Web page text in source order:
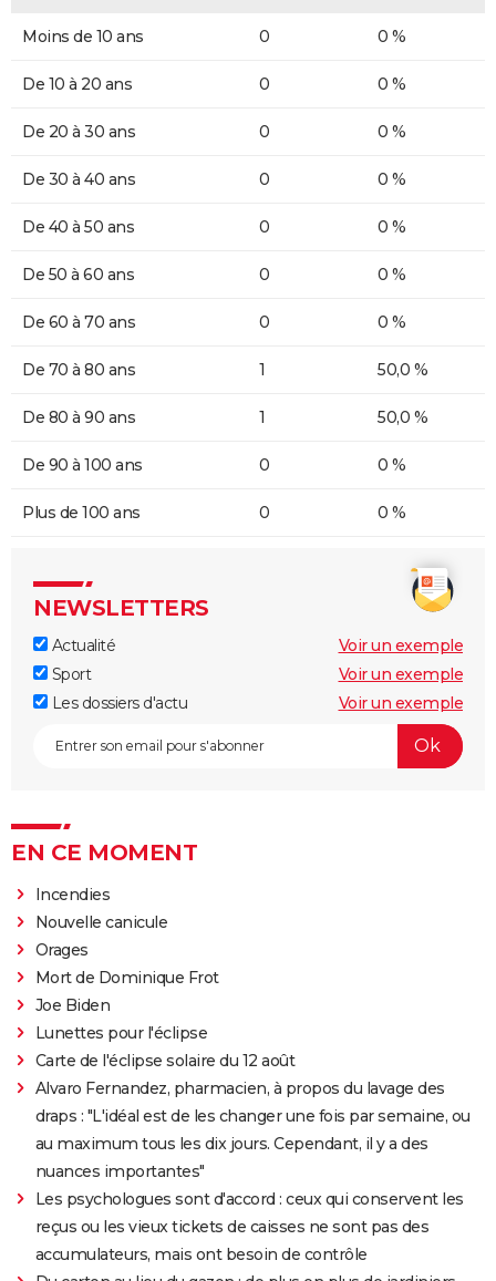
Moins de 10 ans 0 0 %
De 10 à 20 ans 0 0 %
De 20 à 30 ans 0 0 %
De 30 à 40 ans 0 0 %
De 40 à 50 ans 0 0 %
De 50 à 60 ans 0 0 %
De 60 à 70 ans 0 0 %
De 70 à 80 ans 1 50,0 %
De 80 à 90 ans 1 50,0 %
De 90 à 100 ans 0 0 %
Plus de 100 ans 0 0 %
NEWSLETTERS
Actualité
Voir un exemple
Sport
Voir un exemple
Les dossiers d'actu
Voir un exemple
EN CE MOMENT
Incendies
Nouvelle canicule
Orages
Mort de Dominique Frot
Joe Biden
Lunettes pour l'éclipse
Carte de l'éclipse solaire du 12 août
Alvaro Fernandez, pharmacien, à propos du lavage des
draps : "L'idéal est de les changer une fois par semaine, ou
au maximum tous les dix jours. Cependant, il y a des
nuances importantes"
Les psychologues sont d'accord : ceux qui conservent les
reçus ou les vieux tickets de caisses ne sont pas des
accumulateurs, mais ont besoin de contrôle